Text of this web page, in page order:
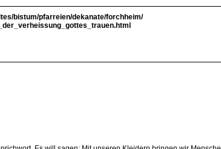
bistum/pfarreien/dekanate/forchheim/